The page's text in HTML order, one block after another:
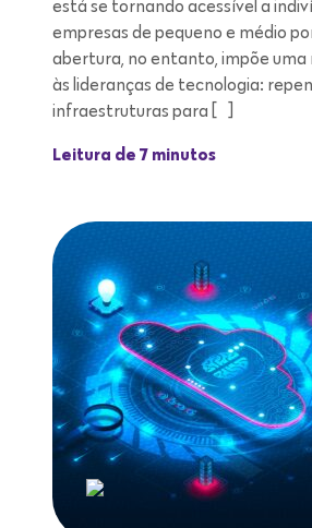
está se tornando acessível a
empresas de pequeno e médio
abertura, no entanto, impõe uma
às lideranças de tecnologia:
infraestruturas para […]
Leitura de 7 minutos